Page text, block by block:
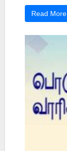
Read More